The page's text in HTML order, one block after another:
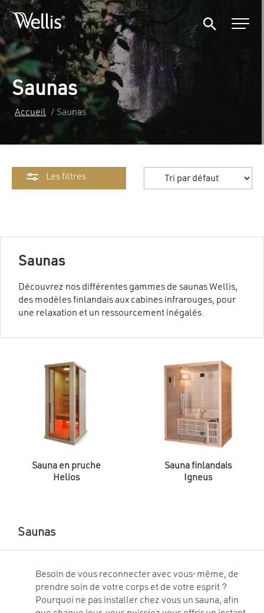
Saunas
Accueil / Saunas
Les filtres
Saunas
Découvrez nos différentes gammes de saunas Wellis,
des modèles finlandais aux cabines infrarouges, pour
une relaxation et un ressourcement inégalés.
Sauna en pruche
Helios
Sauna finlandais
Igneus
Saunas
Besoin de vous reconnecter avec vous-même, de
prendre soin de votre corps et de votre esprit ?
Pourquoi ne pas installer chez vous un sauna, afin